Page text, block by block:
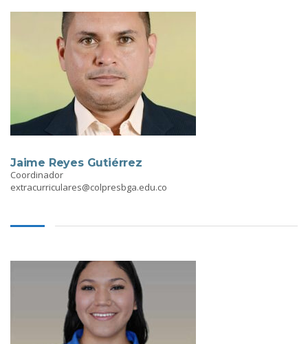
Jaime Reyes Gutiérrez
Coordinador
extracurriculares@colpresbga.edu.co